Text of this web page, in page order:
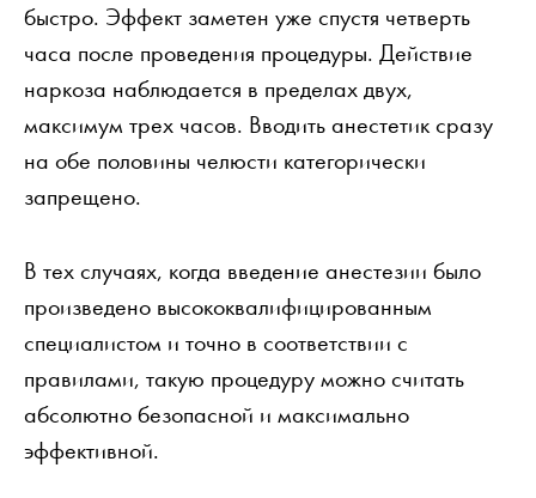
быстро. Эффект заметен уже спустя четверть
часа после проведения процедуры. Действие
наркоза наблюдается в пределах двух,
максимум трех часов. Вводить анестетик сразу
на обе половины челюсти категорически
запрещено.
В тех случаях, когда введение анестезии было
произведено высококвалифицированным
специалистом и точно в соответствии с
правилами, такую процедуру можно считать
абсолютно безопасной и максимально
эффективной.